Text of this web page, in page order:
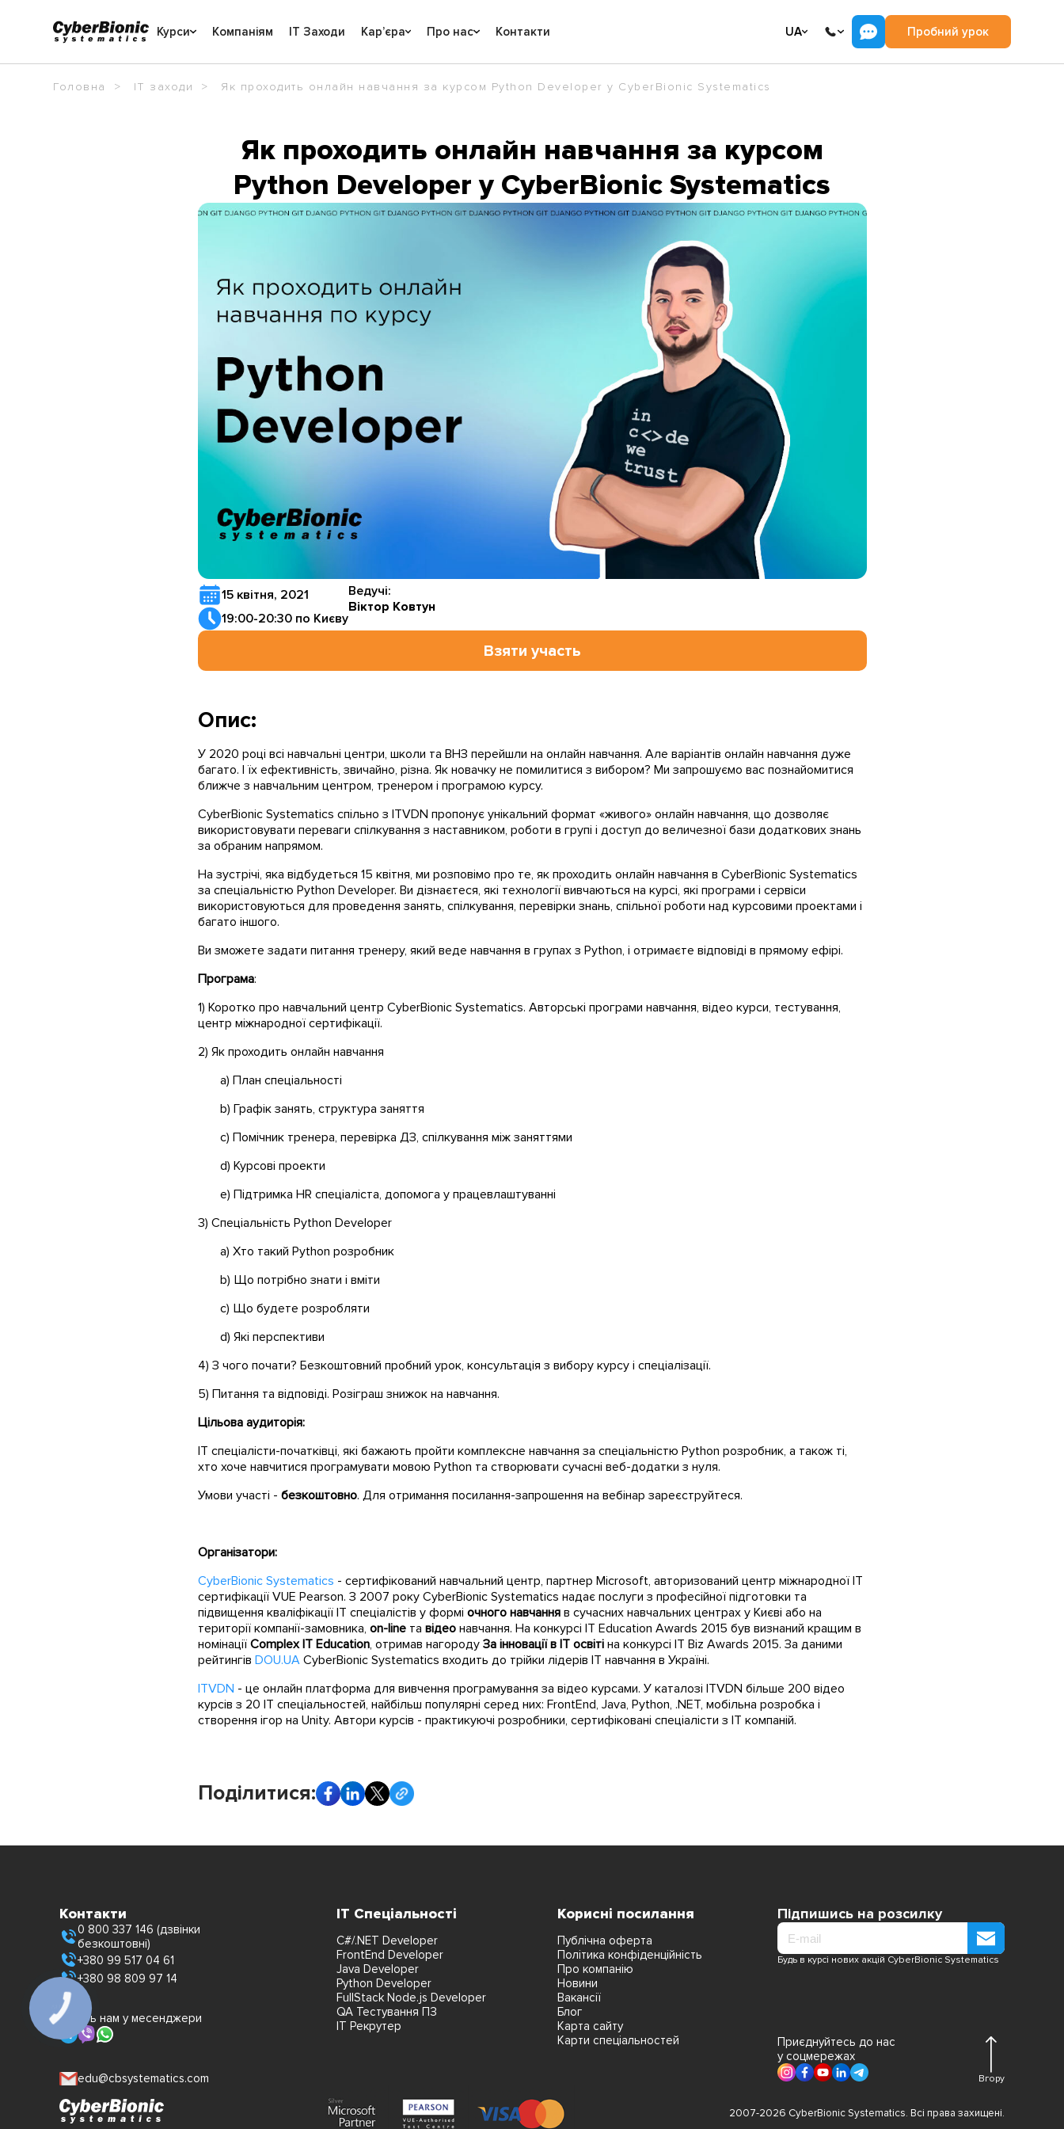
Курси Компаніям IT Заходи Карʼєра Про нас Контакти UA Пробний урок
Головна IT заходи Як проходить онлайн навчання за курсом Python Developer у CyberBionic Systematics
Як проходить онлайн навчання за курсом
Python Developer у CyberBionic Systematics
15 квітня, 2021
19:00-20:30 по Києву
Ведучі:
Віктор Ковтун
Взяти участь
Опис:
У 2020 році всі навчальні центри, школи та ВНЗ перейшли на онлайн навчання. Але варіантів онлайн навчання дуже
багато. І їх ефективність, звичайно, різна. Як новачку не помилитися з вибором? Ми запрошуємо вас познайомитися
ближче з навчальним центром, тренером і програмою курсу.
CyberBionic Systematics спільно з ITVDN пропонує унікальний формат «живого» онлайн навчання, що дозволяє
використовувати переваги спілкування з наставником, роботи в групі і доступ до величезної бази додаткових знань
за обраним напрямом.
На зустрічі, яка відбудеться 15 квітня, ми розповімо про те, як проходить онлайн навчання в CyberBionic Systematics
за спеціальністю Python Developer. Ви дізнаєтеся, які технології вивчаються на курсі, які програми і сервіси
використовуються для проведення занять, спілкування, перевірки знань, спільної роботи над курсовими проектами і
багато іншого.
Ви зможете задати питання тренеру, який веде навчання в групах з Python, і отримаєте відповіді в прямому ефірі.
Програма:
1) Коротко про навчальний центр CyberBionic Systematics. Авторські програми навчання, відео курси, тестування,
центр міжнародної сертифікації.
2) Як проходить онлайн навчання
a) План спеціальності
b) Графік занять, структура заняття
c) Помічник тренера, перевірка ДЗ, спілкування між заняттями
d) Курсові проекти
e) Підтримка HR спеціаліста, допомога у працевлаштуванні
3) Спеціальність Python Developer
a) Хто такий Python розробник
b) Що потрібно знати і вміти
c) Що будете розробляти
d) Які перспективи
4) З чого почати? Безкоштовний пробний урок, консультація з вибору курсу і спеціалізації.
5) Питання та відповіді. Розіграш знижок на навчання.
Цільова аудиторія:
IT спеціалісти-початківці, які бажають пройти комплексне навчання за спеціальністю Python розробник, а також ті,
хто хоче навчитися програмувати мовою Python та створювати сучасні веб-додатки з нуля.
Умови участі - безкоштовно. Для отримання посилання-запрошення на вебінар зареєструйтеся.
Організатори:
CyberBionic Systematics - сертифікований навчальний центр, партнер Microsoft, авторизований центр міжнародної IT
сертифікації VUE Pearson. З 2007 року CyberBionic Systematics надає послуги з професійної підготовки та
підвищення кваліфікації IT спеціалістів у формі очного навчанняв сучасних навчальних центрах у Києві або на
території компанії-замовника, on-lineта відео навчання. На конкурсі IT Education Awards 2015 був визнаний кращим в
номінації Complex IT Education, отримав нагороду За інновації в IT освітіна конкурсі IT Biz Awards 2015. За даними
рейтингів DOU.UACyberBionic Systematics входить до трійки лідерів IT навчання в Україні.
ITVDN - це онлайн платформа для вивчення програмування за відео курсами. У каталозі ITVDN більше 200 відео
курсів з 20 IT спеціальностей, найбільш популярні серед них: FrontEnd, Java, Python, .NET, мобільна розробка і
створення ігор на Unity. Автори курсів - практикуючі розробники, сертифіковані спеціалісти з IT компаній.
Поділитися:
Контакти
0 800 337 146 (дзвінки
безкоштовні)
+380 99 517 04 61
+380 98 809 97 14
Пишіть нам у месенджери
edu@cbsystematics.com
IT Спеціальності
C#/.NET Developer
FrontEnd Developer
Java Developer
Python Developer
FullStack Node.js Developer
QA Тестування ПЗ
IT Рекрутер
Корисні посилання
Публічна оферта
Політика конфіденційність
Про компанію
Новини
Вакансії
Блог
Карта сайту
Карти спеціальностей
Підпишись на розсилку
Будь в курсі нових акцій CyberBionic Systematics
Приєднуйтесь до нас
у соцмережах
Вгору
2007-2026 CyberBionic Systematics. Всі права захищені.